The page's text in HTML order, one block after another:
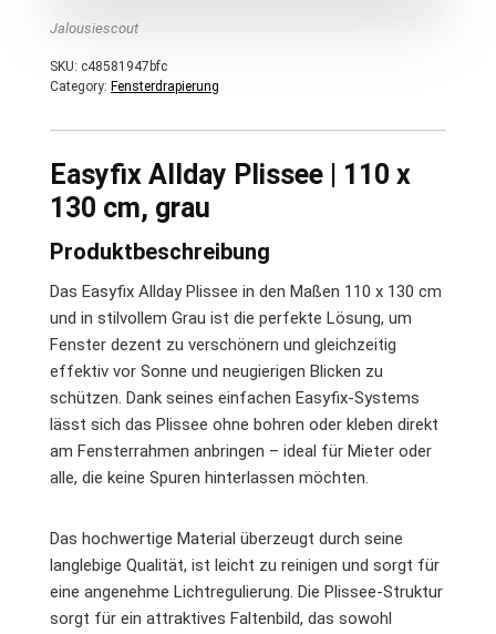
Jalousiescout
SKU: c48581947bfc
Category: Fensterdrapierung
Easyfix Allday Plissee | 110 x
130 cm, grau
Produktbeschreibung
Das Easyfix Allday Plissee in den Maßen 110 x 130 cm
und in stilvollem Grau ist die perfekte Lösung, um
Fenster dezent zu verschönern und gleichzeitig
effektiv vor Sonne und neugierigen Blicken zu
schützen. Dank seines einfachen Easyfix-Systems
lässt sich das Plissee ohne bohren oder kleben direkt
am Fensterrahmen anbringen – ideal für Mieter oder
alle, die keine Spuren hinterlassen möchten.
Das hochwertige Material überzeugt durch seine
langlebige Qualität, ist leicht zu reinigen und sorgt für
eine angenehme Lichtregulierung. Die Plissee-Struktur
sorgt für ein attraktives Faltenbild, das sowohl